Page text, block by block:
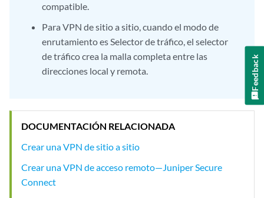
compatible.
Para VPN de sitio a sitio, cuando el modo de
enrutamiento es Selector de tráfico, el selector
de tráfico crea la malla completa entre las
direcciones local y remota.
DOCUMENTACIÓN RELACIONADA
Crear una VPN de sitio a sitio
Crear una VPN de acceso remoto—Juniper Secure
Connect
Feedback